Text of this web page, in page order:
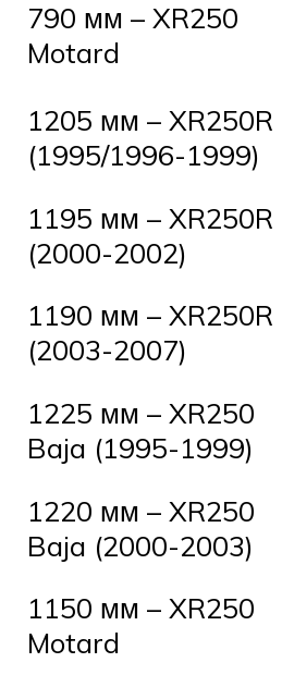
790 мм – XR250
Motard
1205 мм – XR250R
(1995/1996-1999)
1195 мм – XR250R
(2000-2002)
1190 мм – XR250R
(2003-2007)
1225 мм – XR250
Baja (1995-1999)
1220 мм – XR250
Baja (2000-2003)
1150 мм – XR250
Motard